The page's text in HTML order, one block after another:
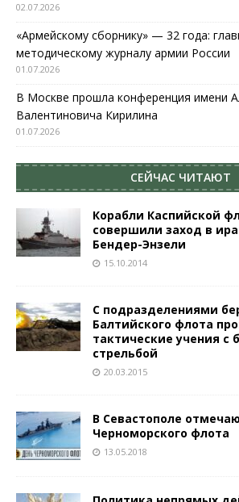
02.07.2026
«Армейскому сборнику» — 32 года:
методическому журналу армии России
01.07.2026
В Москве прошла конференция имени
Валентиновича Кирилина
01.07.2026
СЕЙЧАС ЧИТАЮТ
Корабли Каспийской
совершили заход в
Бендер-Энзели
15.10.2014
С подразделениями
Балтийского флота
тактические учения с
стрельбой
20.03.2015
В Севастополе
Черноморского флота
13.05.2018